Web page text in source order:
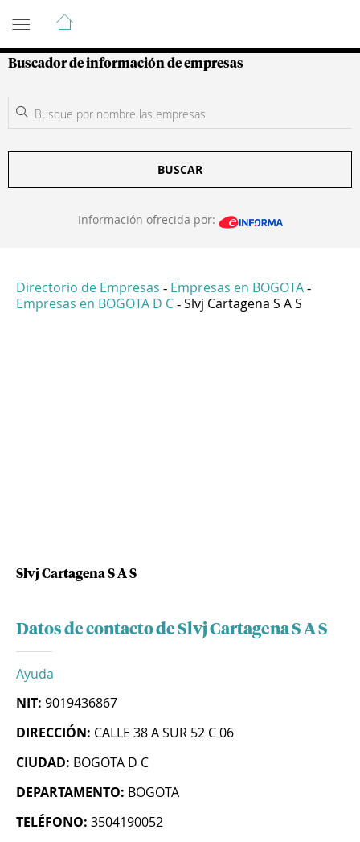
Guía de Empresas Colombianas
Buscador de información de empresas
BUSCAR
Información ofrecida por:
Directorio de Empresas - Empresas en BOGOTA -
Empresas en BOGOTA D C - Slvj Cartagena S A S
Slvj Cartagena S A S
Datos de contacto de Slvj Cartagena S A S
Ayuda
NIT: 9019436867
DIRECCIÓN: CALLE 38 A SUR 52 C 06
CIUDAD: BOGOTA D C
DEPARTAMENTO: BOGOTA
TELÉFONO: 3504190052